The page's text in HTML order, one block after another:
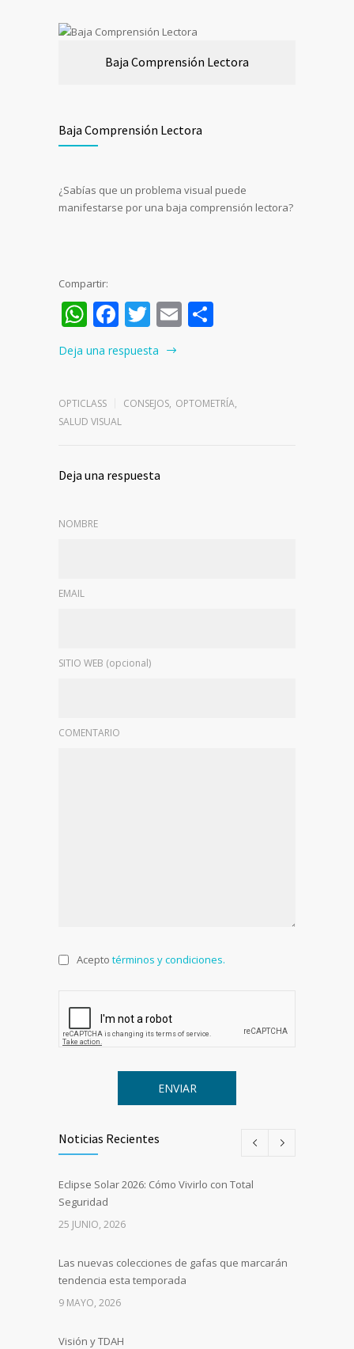
Baja Comprensión Lectora
Baja Comprensión Lectora
¿Sabías que un problema visual puede
manifestarse por una baja comprensión lectora?
Compartir:
WhatsApp
Facebook
Twitter
Email
Deja una respuesta
OPTICLASS CONSEJOS, OPTOMETRÍA,
SALUD VISUAL
Deja una respuesta
NOMBRE
EMAIL
SITIO WEB (opcional)
COMENTARIO
Acepto términos y condiciones.
Noticias Recientes
Eclipse Solar 2026: Cómo Vivirlo con Total
Seguridad
25 JUNIO, 2026
Las nuevas colecciones de gafas que marcarán
tendencia esta temporada
9 MAYO, 2026
Visión y TDAH